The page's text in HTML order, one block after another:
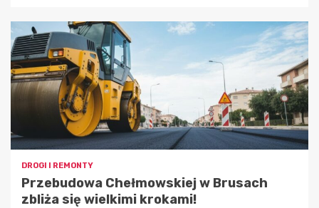
DROGI I REMONTY
Przebudowa Chełmowskiej w Brusach
zbliża się wielkimi krokami!